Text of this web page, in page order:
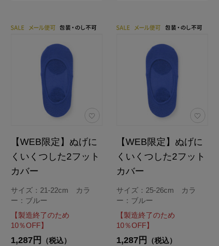
【WEB限定】ぬげに
くいくつした2フット
カバー
サイズ：21-22cm カラ
ー：ブルー
【製造終了のため
10％OFF】
1,287円 （税込）
【WEB限定】ぬげに
くいくつした2フット
カバー
サイズ：25-26cm カラ
ー：ブルー
【製造終了のため
10％OFF】
1,287円 （税込）